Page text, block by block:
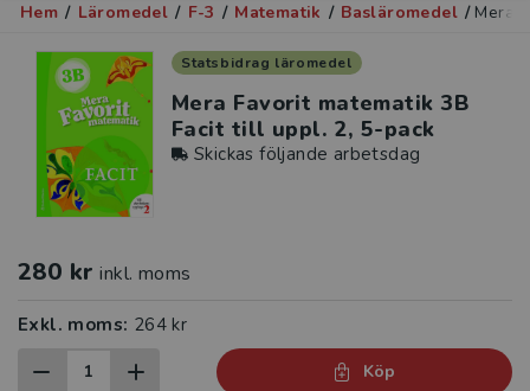
Hem / Läromedel / F-3 / Matematik / Basläromedel / Mera
Statsbidrag läromedel
Mera Favorit matematik 3B
Facit till uppl. 2, 5-pack
Skickas följande arbetsdag
280 kr inkl. moms
Exkl. moms: 264 kr
Köp